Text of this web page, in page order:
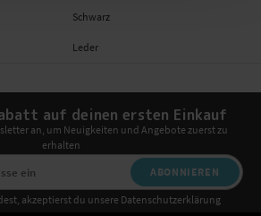
Schwarz
Leder
auf deinen ersten Einkauf
an, um Neuigkeiten und Angebote zuerst zu
erhalten
ABONNIEREN
akzeptierst du unsere Datenschutzerklärung